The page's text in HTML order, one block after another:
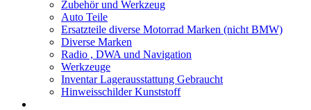
Zubehör und Werkzeug
Auto Teile
Ersatzteile diverse Motorrad Marken (nicht BMW)
Diverse Marken
Radio , DWA und Navigation
Werkzeuge
Inventar Lagerausstattung Gebraucht
Hinweisschilder Kunststoff